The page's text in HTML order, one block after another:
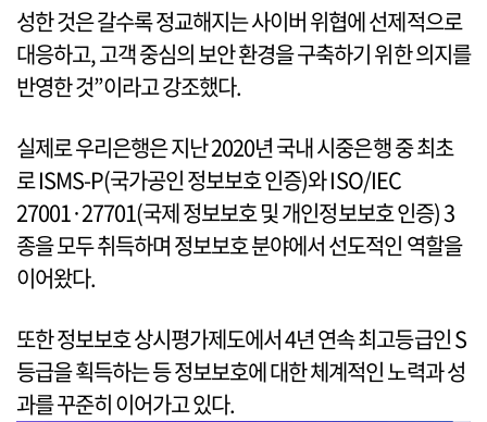
성한 것은 갈수록 정교해지는 사이버 위협에 선제적으로
대응하고, 고객 중심의 보안 환경을 구축하기 위한 의지를
반영한 것”이라고 강조했다.
실제로 우리은행은 지난 2020년 국내 시중은행 중 최초
로 ISMS-P(국가공인 정보보호 인증)와 ISO/IEC
27001·27701(국제 정보보호 및 개인정보보호 인증) 3
종을 모두 취득하며 정보보호 분야에서 선도적인 역할을
이어왔다.
또한 정보보호 상시평가제도에서 4년 연속 최고등급인 S
등급을 획득하는 등 정보보호에 대한 체계적인 노력과 성
과를 꾸준히 이어가고 있다.